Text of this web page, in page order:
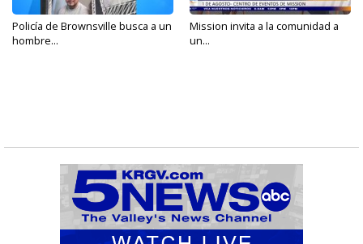
Policía de Brownsville busca a un
hombre...
Mission invita a la comunidad a
un...